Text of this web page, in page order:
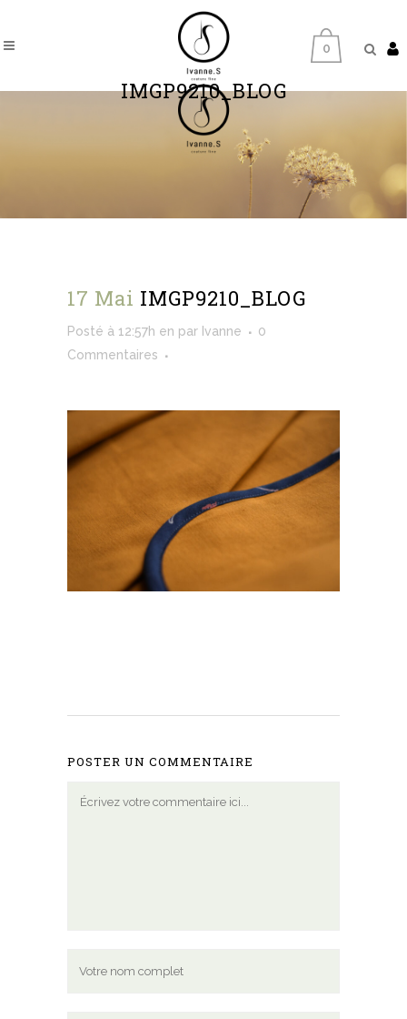
0
IMGP9210_BLOG
17 Mai IMGP9210_BLOG
Posté à 12:57h en par Ivanne
0
Commentaires
POSTER UN COMMENTAIRE